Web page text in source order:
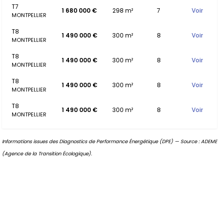
T7
MONTPELLIER
1 680 000 € 298 m² 7 Voir
T8
MONTPELLIER
1 490 000 € 300 m² 8 Voir
T8
MONTPELLIER
1 490 000 € 300 m² 8 Voir
T8
MONTPELLIER
1 490 000 € 300 m² 8 Voir
T8
MONTPELLIER
1 490 000 € 300 m² 8 Voir
Informations issues des Diagnostics de Performance Énergétique (DPE) — Source : ADEME
(Agence de la Transition Écologique).